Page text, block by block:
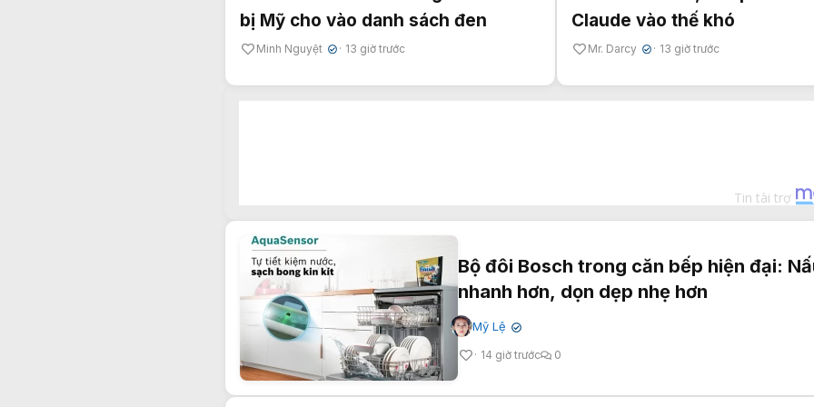
bị Mỹ cho vào danh sách đen
Minh Nguyệt ✔ 13 giờ trước
Claude vào thế khó
Mr. Darcy ✔ 13 giờ trước
Bộ đôi Bosch trong căn bếp hiện đại:
nhanh hơn, dọn dẹp nhẹ hơn
Mỹ Lệ ✔
14 giờ trước 0